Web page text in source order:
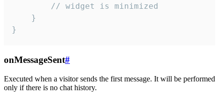
        // widget is minimized
    }
}
onMessageSent#
Executed when a visitor sends the first message. It will be performed
only if there is no chat history.